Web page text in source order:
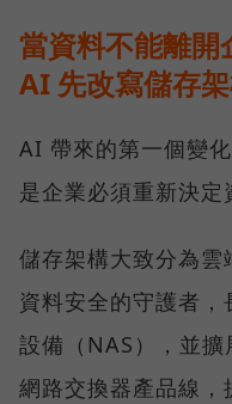
當資料不能離開
AI 先改寫儲存
AI 帶來的第一個變
是企業必須重新決定
儲存架構大致分為
資料安全的守護者
設備（NAS），並
網路交換器產品線